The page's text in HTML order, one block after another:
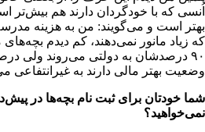
اُنسی که با خودگردان دارند هم بیش‌تر
بهتر است و می‌گویند: من به هزینه
که زیاد مانور نمی‌دهند، کم دیدم بچه‌های
۹۰ درصدشان به دولتی می‌روند ولی
وضعیت بهتر مالی دارند به غیرانتفاعی
شما خودتان برای ثبت نام بچه‌ها در
نمی‌خواهید؟